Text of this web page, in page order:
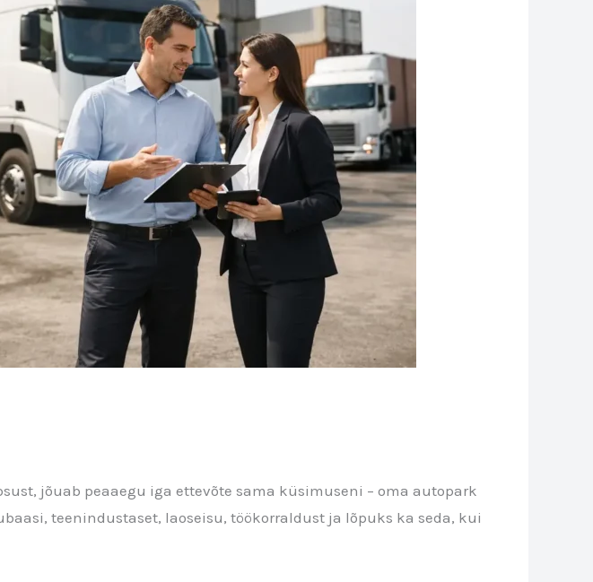
jõuab peaaegu iga ettevõte sama küsimuseni – oma autopark
teenindustaset, laoseisu, töökorraldust ja lõpuks ka seda, kui